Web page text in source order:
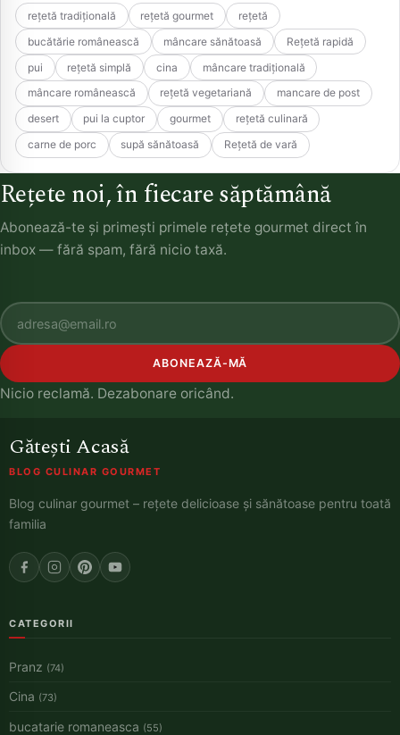
rețetă tradițională rețetă gourmet
rețetă
bucătărie românească
mâncare sănătoasă
Rețetă rapidă
pui
rețetă simplă cina
mâncare tradițională
mâncare românească
rețetă vegetariană
mancare de post
desert
pui la cuptor gourmet
rețetă culinară
carne de porc
supă sănătoasă Rețetă de vară
Rețete noi, în fiecare săptămână
Abonează-te și primești primele rețete gourmet direct în
inbox — fără spam, fără nicio taxă.
ABONEAZĂ-MĂ
Nicio reclamă. Dezabonare oricând.
Gătești Acasă
BLOG CULINAR GOURMET
Blog culinar gourmet – rețete delicioase și sănătoase pentru toată
familia
CATEGORII
Pranz (74)
Cina (73)
bucatarie romaneasca (55)